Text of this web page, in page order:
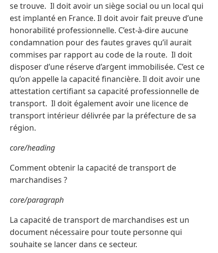
se trouve. Il doit avoir un siège social ou un local qui
est implanté en France. Il doit avoir fait preuve d’une
honorabilité professionnelle. C’est-à-dire aucune
condamnation pour des fautes graves qu’il aurait
commises par rapport au code de la route. Il doit
disposer d’une réserve d’argent immobilisée. C’est ce
qu’on appelle la capacité financière. Il doit avoir une
attestation certifiant sa capacité professionnelle de
transport. Il doit également avoir une licence de
transport intérieur délivrée par la préfecture de sa
région.
core/heading
Comment obtenir la capacité de transport de
marchandises ?
core/paragraph
La capacité de transport de marchandises est un
document nécessaire pour toute personne qui
souhaite se lancer dans ce secteur.